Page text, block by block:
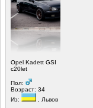
Opel Kadett GSI
c20let
Пол:
Возраст: 34
Из:
, Львов